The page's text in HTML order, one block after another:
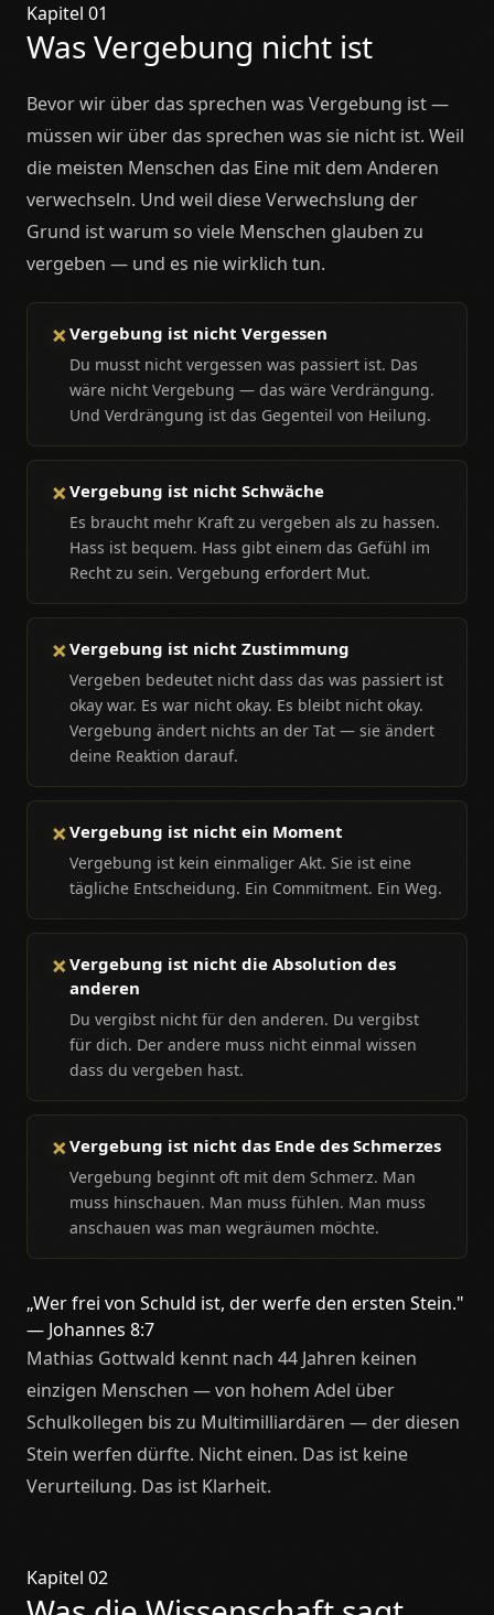
Kapitel 01
Was Vergebung nicht ist
Bevor wir über das sprechen was Vergebung ist —
müssen wir über das sprechen was sie nicht ist. Weil
die meisten Menschen das Eine mit dem Anderen
verwechseln. Und weil diese Verwechslung der
Grund ist warum so viele Menschen glauben zu
vergeben — und es nie wirklich tun.
✗ Vergebung ist nicht Vergessen
Du musst nicht vergessen was passiert ist. Das
wäre nicht Vergebung — das wäre Verdrängung.
Und Verdrängung ist das Gegenteil von Heilung.
✗ Vergebung ist nicht Schwäche
Es braucht mehr Kraft zu vergeben als zu hassen.
Hass ist bequem. Hass gibt einem das Gefühl im
Recht zu sein. Vergebung erfordert Mut.
✗ Vergebung ist nicht Zustimmung
Vergeben bedeutet nicht dass das was passiert ist
okay war. Es war nicht okay. Es bleibt nicht okay.
Vergebung ändert nichts an der Tat — sie ändert
deine Reaktion darauf.
✗ Vergebung ist nicht ein Moment
Vergebung ist kein einmaliger Akt. Sie ist eine
tägliche Entscheidung. Ein Commitment. Ein Weg.
✗ Vergebung ist nicht die Absolution des
anderen
Du vergibst nicht für den anderen. Du vergibst
für dich. Der andere muss nicht einmal wissen
dass du vergeben hast.
✗ Vergebung ist nicht das Ende des Schmerzes
Vergebung beginnt oft mit dem Schmerz. Man
muss hinschauen. Man muss fühlen. Man muss
anschauen was man wegräumen möchte.
„Wer frei von Schuld ist, der werfe den ersten Stein."
— Johannes 8:7
Mathias Gottwald kennt nach 44 Jahren keinen
einzigen Menschen — von hohem Adel über
Schulkollegen bis zu Multimilliardären — der diesen
Stein werfen dürfte. Nicht einen. Das ist keine
Verurteilung. Das ist Klarheit.
Kapitel 02